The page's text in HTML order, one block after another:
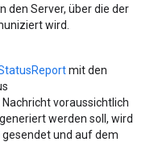
den Server, über die der
wird.
mit den
Nachricht voraussichtlich
werden soll, wird
gesendet und auf dem